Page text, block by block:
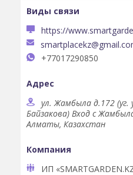
https://
+77017290850
ул. Жамбыла д.172 (уг.
Байзакова) Вход с
Алматы, Казахстан
ИП